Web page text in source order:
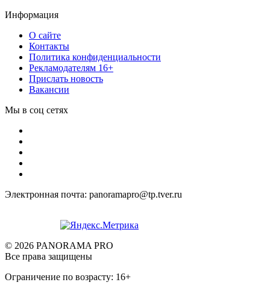
Информация
О сайте
Контакты
Политика конфиденциальности
Рекламодателям 16+
Прислать новость
Вакансии
Мы в соц сетях
Электронная почта: panoramapro@tp.tver.ru
© 2026 PANORAMA PRO
Все права защищены
Ограничение по возрасту: 16+